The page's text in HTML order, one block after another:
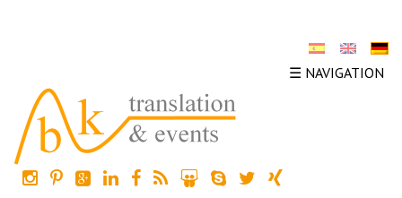
☰ NAVIGATION